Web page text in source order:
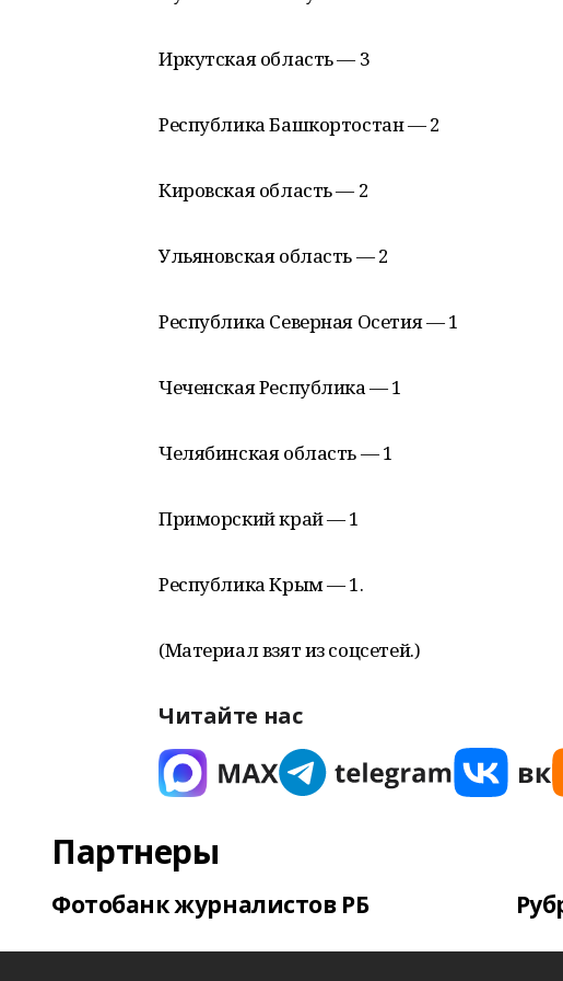
Иркутская область — 3
Республика Башкортостан — 2
Кировская область — 2
Ульяновская область — 2
Республика Северная Осетия — 1
Чеченская Республика — 1
Челябинская область — 1
Приморский край — 1
Республика Крым — 1.
(Материал взят из соцсетей.)
Читайте нас
Партнеры
Фотобанк журналистов РБ